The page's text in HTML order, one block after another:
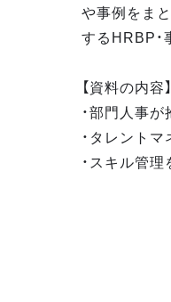
や事例をま
するHRBP・
【資料の内容】
・部門人事
・タレント
・スキル管